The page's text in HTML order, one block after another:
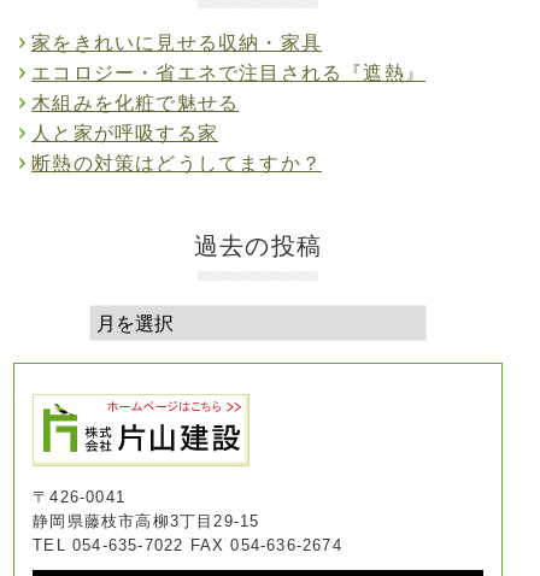
家をきれいに見せる収納・家具
エコロジー・省エネで注目される『遮熱』
木組みを化粧で魅せる
人と家が呼吸する家
断熱の対策はどうしてますか？
過去の投稿
〒426-0041
静岡県藤枝市高柳3丁目29-15
TEL 054-635-7022 FAX 054-636-2674